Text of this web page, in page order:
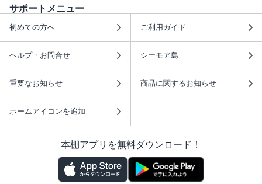
サポートメニュー
初めての方へ ご利用ガイド
ヘルプ・お問合せ シーモア島
重要なお知らせ 商品に関するお知らせ
ホームアイコンを追加
本棚アプリを無料ダウンロード！